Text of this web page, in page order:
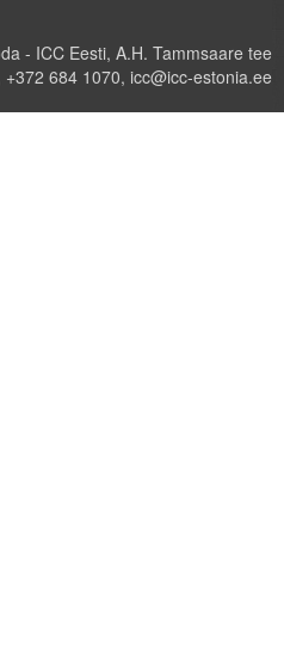
- ICC Eesti, A.H. Tammsaare tee
684 1070, icc@icc-estonia.ee